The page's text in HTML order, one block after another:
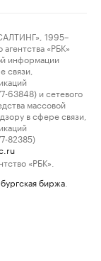
1995–
«РБК»
информации
связи,
63848) и сетевого
массовой
в сфере связи,
82385)
«РБК».
биржа